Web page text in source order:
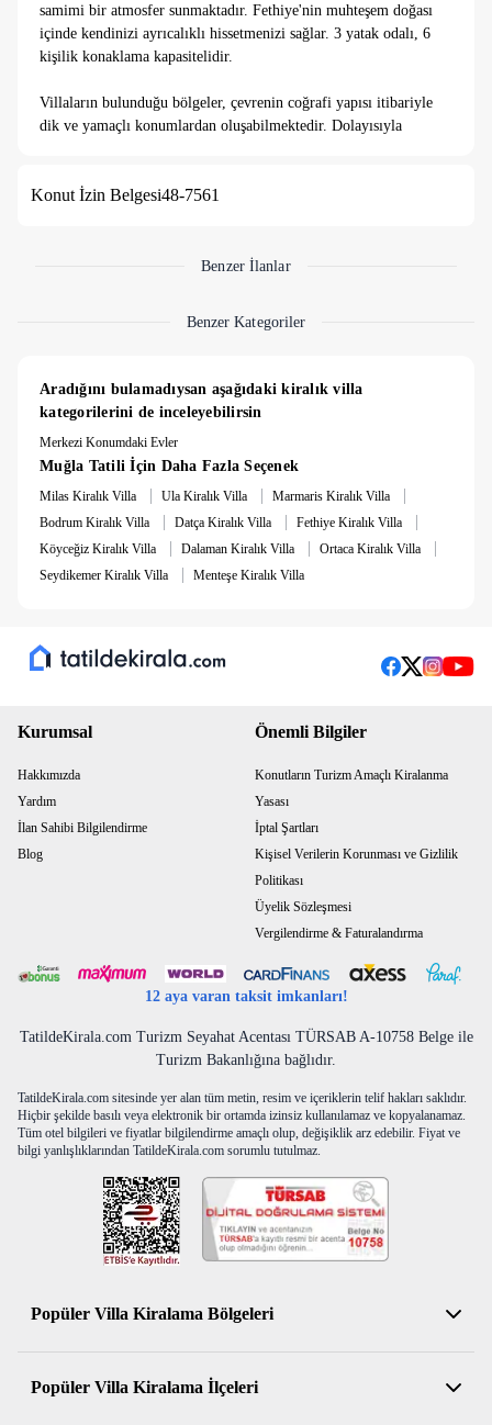
samimi bir atmosfer sunmaktadır. Fethiye'nin muhteşem doğası
içinde kendinizi ayrıcalıklı hissetmenizi sağlar. 3 yatak odalı, 6
kişilik konaklama kapasitelidir.
Villaların bulunduğu bölgeler, çevrenin coğrafi yapısı itibariyle
dik ve yamaçlı konumlardan oluşabilmektedir. Dolayısıyla
edilmesini önermekteyiz.
Konut İzin Belgesi48-7561
Benzer İlanlar
Benzer Kategoriler
Aradığını bulamadıysan aşağıdaki kiralık villa
kategorilerini de inceleyebilirsin
Merkezi Konumdaki Evler
Muğla Tatili İçin Daha Fazla Seçenek
Milas Kiralık Villa | Ula Kiralık Villa | Marmaris Kiralık Villa |
Bodrum Kiralık Villa | Datça Kiralık Villa | Fethiye Kiralık Villa |
Köyceğiz Kiralık Villa | Dalaman Kiralık Villa | Ortaca Kiralık Villa |
Seydikemer Kiralık Villa | Menteşe Kiralık Villa
Kurumsal
Hakkımızda
Yardım
İlan Sahibi Bilgilendirme
Blog
Önemli Bilgiler
Konutların Turizm Amaçlı Kiralanma
Yasası
İptal Şartları
Kişisel Verilerin Korunması ve Gizlilik
Politikası
Üyelik Sözleşmesi
Vergilendirme & Faturalandırma
12 aya varan taksit imkanları!
TatildeKirala.com Turizm Seyahat Acentası TÜRSAB A-10758 Belge ile
Turizm Bakanlığına bağlıdır.
TatildeKirala.com sitesinde yer alan tüm metin, resim ve içeriklerin telif hakları saklıdır.
Hiçbir şekilde basılı veya elektronik bir ortamda izinsiz kullanılamaz ve kopyalanamaz.
Tüm otel bilgileri ve fiyatlar bilgilendirme amaçlı olup, değişiklik arz edebilir. Fiyat ve
bilgi yanlışlıklarından TatildeKirala.com sorumlu tutulmaz.
Popüler Villa Kiralama Bölgeleri
Antalya Kiralık Villa
Muğla Kiralık Villa
Popüler Villa Kiralama İlçeleri